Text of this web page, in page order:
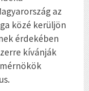
az
közé kerüljön
érdekében
kívánják